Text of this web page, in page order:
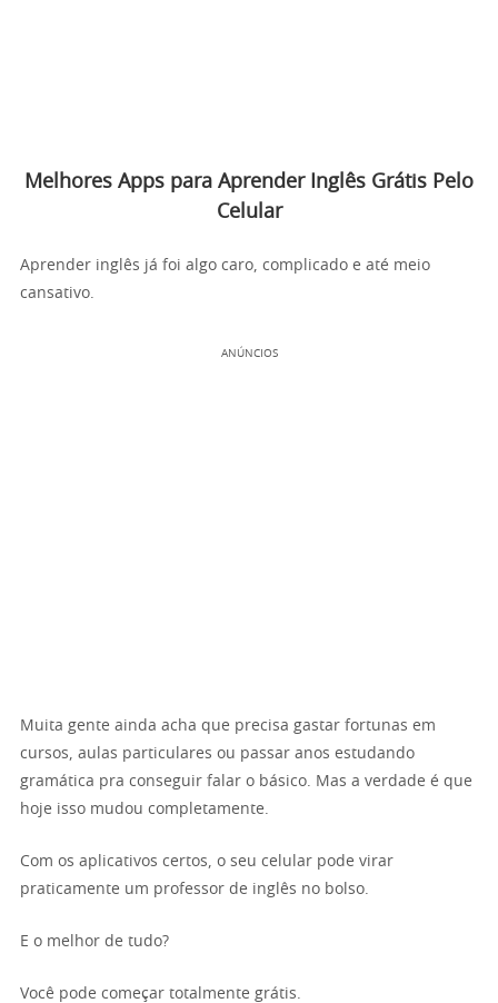
Melhores Apps para Aprender Inglês Grátis Pelo
Celular
Aprender inglês já foi algo caro, complicado e até meio
cansativo.
ANÚNCIOS
Muita gente ainda acha que precisa gastar fortunas em
cursos, aulas particulares ou passar anos estudando
gramática pra conseguir falar o básico. Mas a verdade é que
hoje isso mudou completamente.
Com os aplicativos certos, o seu celular pode virar
praticamente um professor de inglês no bolso.
E o melhor de tudo?
Você pode começar totalmente grátis.